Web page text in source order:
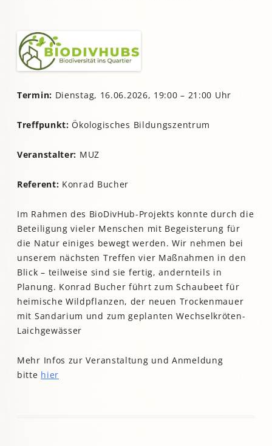
Termin: Dienstag, 16.06.2026, 19:00 – 21:00 Uhr
Treffpunkt: Ökologisches Bildungszentrum
Veranstalter: MUZ
Referent: Konrad Bucher
Im Rahmen des BioDivHub-Projekts konnte durch die
Beteiligung vieler Menschen mit Begeisterung für
die Natur einiges bewegt werden. Wir nehmen bei
unserem nächsten Treffen vier Maßnahmen in den
Blick – teilweise sind sie fertig, andernteils in
Planung. Konrad Bucher führt zum Schaubeet für
heimische Wildpflanzen, der neuen Trockenmauer
mit Sandarium und zum geplanten Wechselkröten-
Laichgewässer
Mehr Infos zur Veranstaltung und Anmeldung
bitte hier